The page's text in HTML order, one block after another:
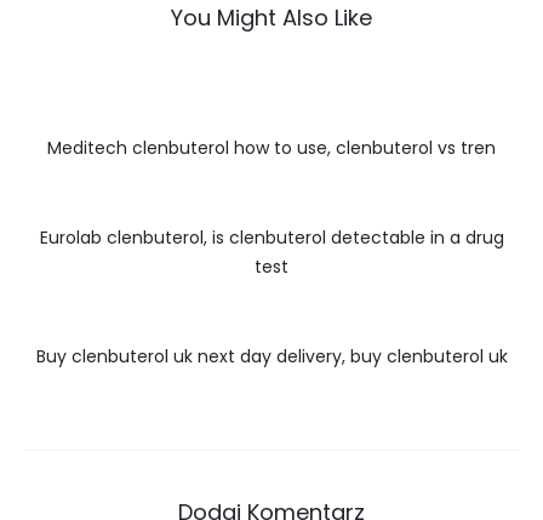
You Might Also Like
Meditech clenbuterol how to use, clenbuterol vs tren
Eurolab clenbuterol, is clenbuterol detectable in a drug
test
Buy clenbuterol uk next day delivery, buy clenbuterol uk
Dodaj Komentarz